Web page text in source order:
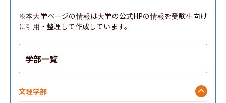
※本大学ページの情報は大学の公式HPの情報を受験生向け
に引用・整理して作成しています。
学部一覧
文理学部